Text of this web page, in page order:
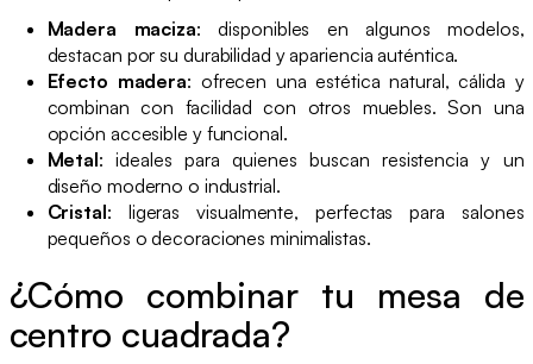
Madera maciza: disponibles en algunos modelos,
destacan por su durabilidad y apariencia auténtica.
Efecto madera: ofrecen una estética natural, cálida y
combinan con facilidad con otros muebles. Son una
opción accesible y funcional.
Metal: ideales para quienes buscan resistencia y un
diseño moderno o industrial.
Cristal: ligeras visualmente, perfectas para salones
pequeños o decoraciones minimalistas.
¿Cómo combinar tu mesa de
centro cuadrada?